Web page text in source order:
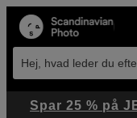
Hej, hvad leder du
Spar 25 % på